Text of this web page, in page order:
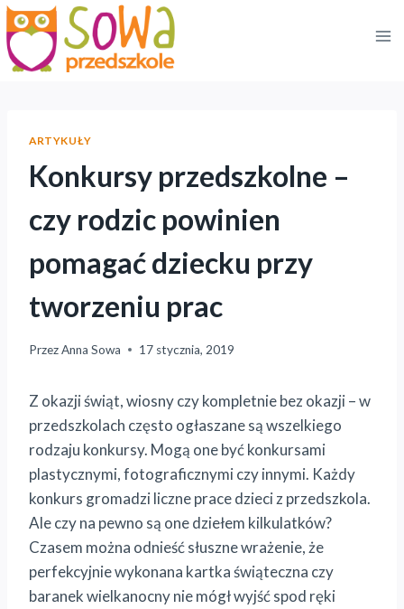
Przejdź
do
treści
ARTYKUŁY
Konkursy przedszkolne –
czy rodzic powinien
pomagać dziecku przy
tworzeniu prac
PrzezAnna Sowa 17 stycznia, 2019
Z okazji świąt, wiosny czy kompletnie bez okazji – w
przedszkolach często ogłaszane są wszelkiego
rodzaju konkursy. Mogą one być konkursami
plastycznymi, fotograficznymi czy innymi. Każdy
konkurs gromadzi liczne prace dzieci z przedszkola.
Ale czy na pewno są one dziełem kilkulatków?
Czasem można odnieść słuszne wrażenie, że
perfekcyjnie wykonana kartka świąteczna czy
baranek wielkanocny nie mógł wyjść spod ręki